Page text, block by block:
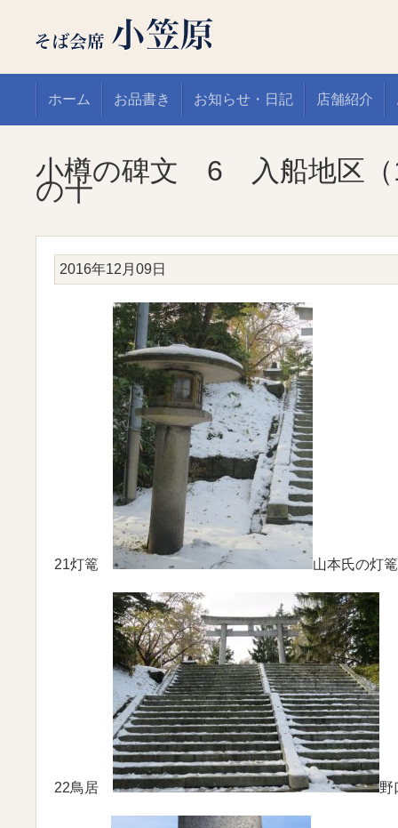
ホーム お品書き お知らせ・日記 店舗紹介
小樽の碑文 6 入船地区
の十
2016年12月09日
21灯篭 山本氏の灯
22鳥居